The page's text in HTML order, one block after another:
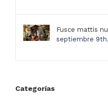
Fusce mattis
septiembre 9th,
Categorías